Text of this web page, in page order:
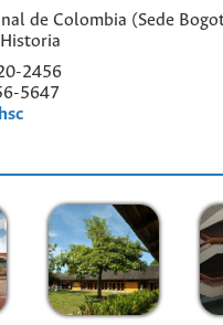
de Colombia (Sede
2456
5647